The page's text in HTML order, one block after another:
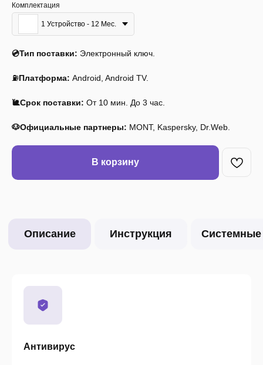
Комплектация
1 Устройство - 12 Мес.
💿Тип поставки: Электронный ключ.
⛽Платформа: Android, Android TV.
🐌Срок поставки: От 10 мин. До 3 час.
🐶Официальные партнеры: MONT, Kaspersky, Dr.Web.
В корзину
Инструкция
Описание
Антивирус